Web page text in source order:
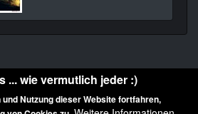
... wie vermutlich jeder :)
Nutzung dieser Website fortfahren,